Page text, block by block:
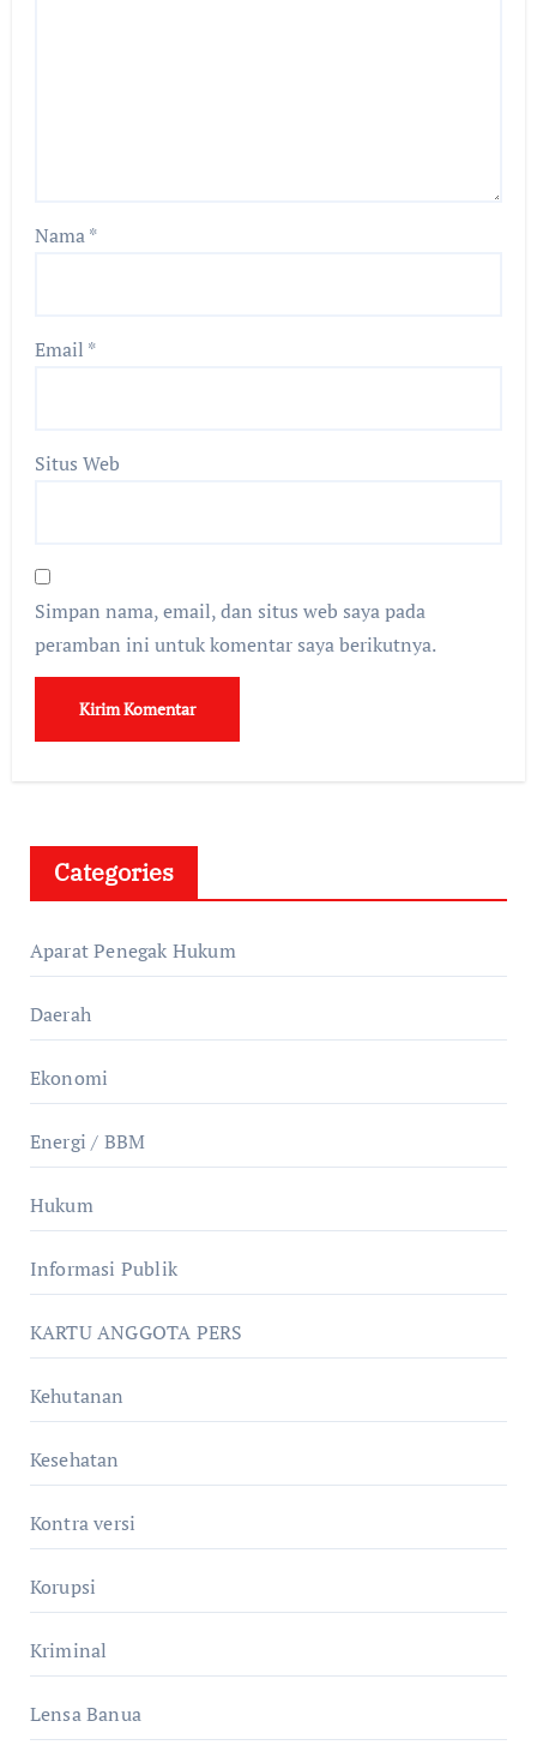
Nama*
Email *
Situs Web
Simpan nama, email, dan situs web saya pada
peramban ini untuk komentar saya berikutnya.
Categories
Aparat Penegak Hukum
Daerah
Ekonomi
Energi / BBM
Hukum
Informasi Publik
KARTU ANGGOTA PERS
Kehutanan
Kesehatan
Kontra versi
Korupsi
Kriminal
Lensa Banua